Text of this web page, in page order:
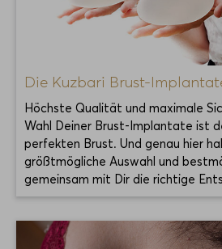
Die Kuzbari Brust-
Höchste Qualität und maximale
Wahl Deiner Brust-Implantate ist
perfekten Brust. Und genau hier
größtmögliche Auswahl und
gemeinsam mit Dir die richtige